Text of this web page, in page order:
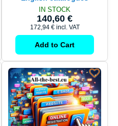
IN STOCK
140,60 €
172,94 € incl. VAT
Add to Cart